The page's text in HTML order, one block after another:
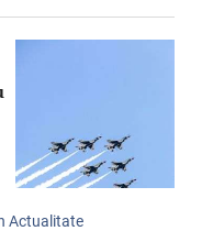
Actualitate